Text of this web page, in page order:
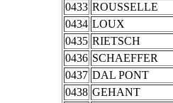
0433 ROUSSELLE
0434 LOUX
0435 RIETSCH
0436 SCHAEFFER
0437 DAL PONT
0438 GEHANT